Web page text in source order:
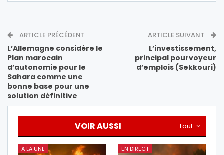
ARTICLE PRÉCÉDENT
L’Allemagne considère le
Plan marocain
d’autonomie pour le
Sahara comme une
bonne base pour une
solution définitive
ARTICLE SUIVANT
L’investissement,
principal pourvoyeur
d’emplois (Sekkouri)
Tout
VOIR AUSSI
A LA UNE EN DIRECT